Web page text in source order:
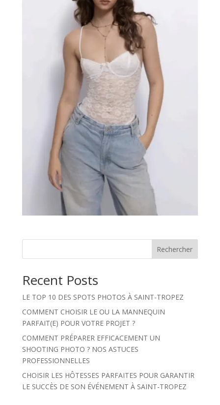
Rechercher
Recent Posts
LE TOP 10 DES SPOTS PHOTOS À SAINT-TROPEZ
COMMENT CHOISIR LE OU LA MANNEQUIN
PARFAIT(E) POUR VOTRE PROJET ?
COMMENT PRÉPARER EFFICACEMENT UN
SHOOTING PHOTO ? NOS ASTUCES
PROFESSIONNELLES
CHOISIR LES HÔTESSES PARFAITES POUR GARANTIR
LE SUCCÈS DE SON ÉVÉNEMENT À SAINT-TROPEZ